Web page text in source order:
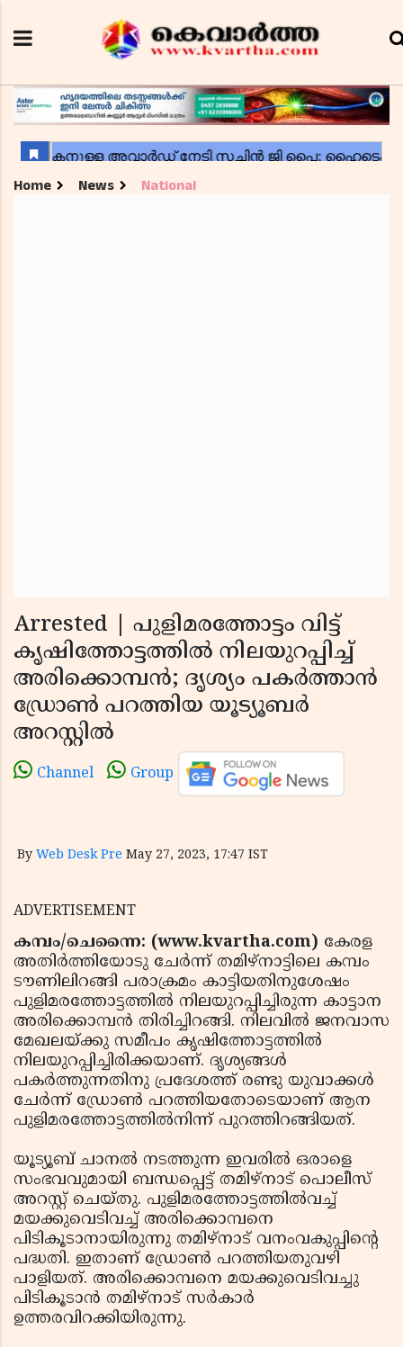
Home News National
Arrested | പുളിമരത്തോട്ടം വിട്ട്
കൃഷിത്തോട്ടത്തില്‍ നിലയുറപ്പിച്ച്
അരിക്കൊമ്പന്‍; ദൃശ്യം പകര്‍ത്താന്‍
ഡ്രോണ്‍ പറത്തിയ യൂട്യൂബര്‍
അറസ്റ്റില്‍
Channel Group
By Web Desk Pre May 27, 2023, 17:47 IST
ADVERTISEMENT
കമ്പം/ചെന്നൈ: (www.kvartha.com) കേരള
അതിര്‍ത്തിയോടു ചേര്‍ന്ന് തമിഴ്‌നാട്ടിലെ കമ്പം
ടൗണിലിറങ്ങി പരാക്രമം കാട്ടിയതിനുശേഷം
പുളിമരത്തോട്ടത്തില്‍ നിലയുറപ്പിച്ചിരുന്ന കാട്ടാന
അരിക്കൊമ്പന്‍ തിരിച്ചിറങ്ങി. നിലവില്‍ ജനവാസ
മേഖലയ്ക്കു സമീപം കൃഷിത്തോട്ടത്തില്‍
നിലയുറപ്പിച്ചിരിക്കയാണ്. ദൃശ്യങ്ങള്‍
പകര്‍ത്തുന്നതിനു പ്രദേശത്ത് രണ്ടു യുവാക്കള്‍
ചേര്‍ന്ന് ഡ്രോണ്‍ പറത്തിയതോടെയാണ് ആന
പുളിമരത്തോട്ടത്തില്‍നിന്ന് പുറത്തിറങ്ങിയത്.
യൂട്യൂബ് ചാനല്‍ നടത്തുന്ന ഇവരില്‍ ഒരാളെ
സംഭവവുമായി ബന്ധപ്പെട്ട് തമിഴ്‌നാട് പൊലീസ്
അറസ്റ്റ് ചെയ്തു. പുളിമരത്തോട്ടത്തില്‍വച്ച്
മയക്കുവെടിവച്ച് അരിക്കൊമ്പനെ
പിടികൂടാനായിരുന്നു തമിഴ്‌നാട് വനംവകുപ്പിന്റെ
പദ്ധതി. ഇതാണ് ഡ്രോണ്‍ പറത്തിയതുവഴി
പാളിയത്. അരിക്കൊമ്പനെ മയക്കുവെടിവച്ചു
പിടികൂടാന്‍ തമിഴ്‌നാട് സര്‍കാര്‍
ഉത്തരവിറക്കിയിരുന്നു.